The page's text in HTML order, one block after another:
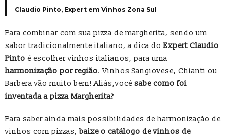
Claudio Pinto, Expert em Vinhos Zona Sul
Para combinar com sua pizza de margherita, sendo um
sabor tradicionalmente italiano, a dica doExpert Claudio
Pinto é escolher vinhos italianos, para uma
harmonização por região. Vinhos Sangiovese, Chianti ou
Barbera vão muito bem! Aliás,você sabe como foi
inventada a pizza Margherita?
Para saber ainda mais possibilidades de harmonização de
vinhos com pizzas,baixe o catálogo de vinhos de